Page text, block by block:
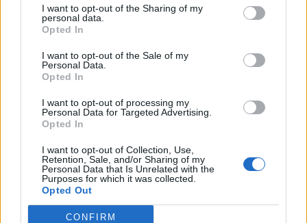
I want to opt-out of the Sharing of my
personal data.
Opted In
I want to opt-out of the Sale of my
Personal Data.
Opted In
I want to opt-out of processing my
Personal Data for Targeted Advertising.
Opted In
I want to opt-out of Collection, Use,
Retention, Sale, and/or Sharing of my
Personal Data that Is Unrelated with the
Purposes for which it was collected.
Opted Out
CONFIRM
Karpíšek chce vést ANO do komunálních
voleb. Konvalinka už dříve oznámil konec
Z Příbramska se do Sněmovny dostal